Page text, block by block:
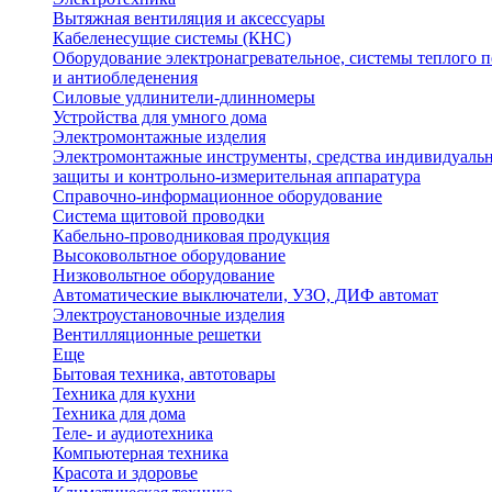
Вытяжная вентиляция и аксессуары
Кабеленесущие системы (КНС)
Оборудование электронагревательное, системы теплого
и антиобледенения
Силовые удлинители-длинномеры
Устройства для умного дома
Электромонтажные изделия
Электромонтажные инструменты, средства
защиты и контрольно-измерительная аппаратура
Справочно-информационное оборудование
Система щитовой проводки
Кабельно-проводниковая продукция
Высоковольтное оборудование
Низковольтное оборудование
Автоматические выключатели, УЗО, ДИФ автомат
Электроустановочные изделия
Вентилляционные решетки
Еще
Бытовая техника, автотовары
Техника для кухни
Техника для дома
Теле- и аудиотехника
Компьютерная техника
Красота и здоровье